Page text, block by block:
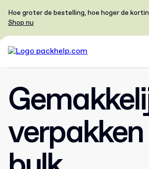
Hoe groter de bestelling, hoe hoger de
Shop nu